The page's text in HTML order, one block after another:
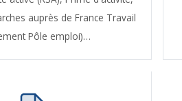
auprès de France Travail
Pôle emploi)…